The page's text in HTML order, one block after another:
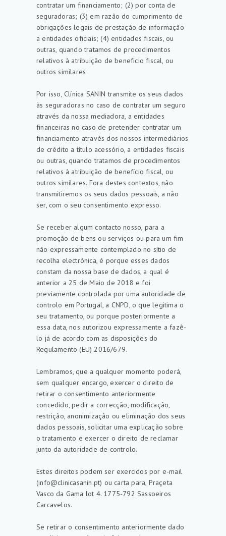
contratar um financiamento; (2) por conta de
seguradoras; (3) em razão do cumprimento de
obrigações legais de prestação de informação
a entidades oficiais; (4) entidades fiscais, ou
outras, quando tratamos de procedimentos
relativos à atribuição de beneficio fiscal, ou
outros similares
Por isso, Clínica SANIN transmite os seus dados
às seguradoras no caso de contratar um seguro
através da nossa mediadora, a entidades
financeiras no caso de pretender contratar um
financiamento através dos nossos intermediários
de crédito a título acessório, a entidades fiscais
ou outras, quando tratamos de procedimentos
relativos à atribuição de benefício fiscal, ou
outros similares. Fora destes contextos, não
transmitiremos os seus dados pessoais, a não
ser, com o seu consentimento expresso.
Se receber algum contacto nosso, para a
promoção de bens ou serviços ou para um fim
não expressamente contemplado no sítio de
recolha electrónica, é porque esses dados
constam da nossa base de dados, a qual é
anterior a 25 de Maio de 2018 e foi
previamente controlada por uma autoridade de
controlo em Portugal, a CNPD, o que legitima o
seu tratamento, ou porque posteriormente a
essa data, nos autorizou expressamente a fazê-
lo já de acordo com as disposições do
Regulamento (EU) 2016/679.
Lembramos, que a qualquer momento poderá,
sem qualquer encargo, exercer o direito de
retirar o consentimento anteriormente
concedido, pedir a correcção, modificação,
restrição, anonimização ou eliminação dos seus
dados pessoais, solicitar uma explicação sobre
o tratamento e exercer o direito de reclamar
junto da autoridade de controlo.
Estes direitos podem ser exercidos por e-mail
(info@clinicasanin.pt) ou carta para, Praçeta
Vasco da Gama lot 4. 1775-792 Sassoeiros
Carcavelos.
Se retirar o consentimento anteriormente dado